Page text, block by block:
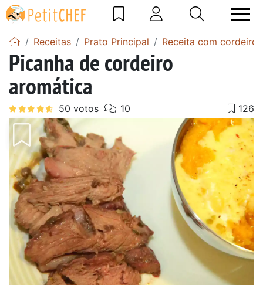
Receitas Prato Principal Receita com cordeiro
Picanha de cordeiro
aromática